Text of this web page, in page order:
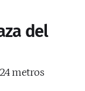
del
metros